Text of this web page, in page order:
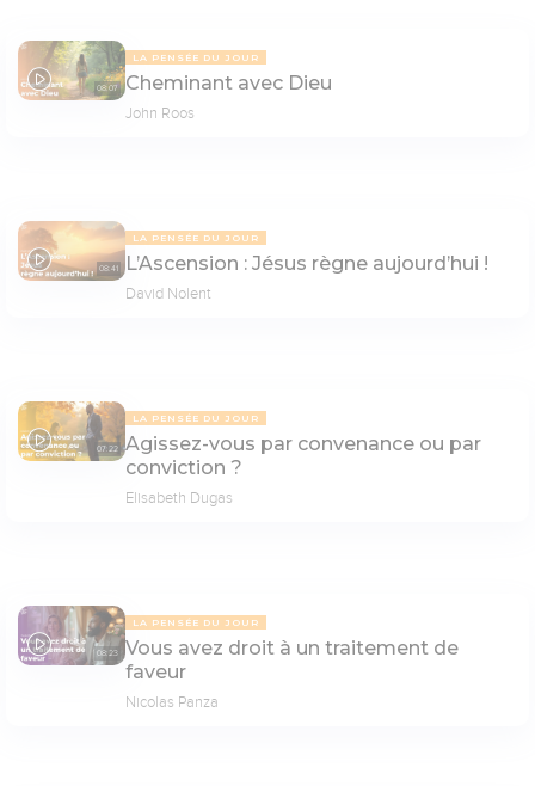
08:07
LA PENSÉE DU JOUR
Cheminant avec Dieu
John Roos
08:41
LA PENSÉE DU JOUR
L’Ascension : Jésus règne aujourd’hui !
David Nolent
07:22
LA PENSÉE DU JOUR
Agissez-vous par convenance ou par
conviction ?
Elisabeth Dugas
08:23
LA PENSÉE DU JOUR
Vous avez droit à un traitement de
faveur
Nicolas Panza